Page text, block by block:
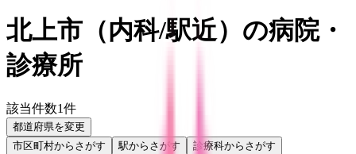
北上市 （内科/駅近） の病院・
診療所
該当件数1件
都道府県を変更
市区町村からさがす
駅からさがす
診療科からさがす